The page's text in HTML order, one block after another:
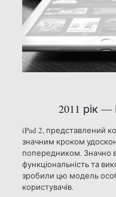
2011 рік —
iPad 2, представлений
значним кроком
попередником. Значно
функціональність та
зробили цю модель
користувачів.